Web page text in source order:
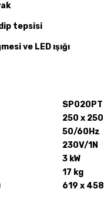
tepsisi
ve LED ışığı
SP020PT
250 x
50/60Hz
230V/1N
3 kW
17 kg
619 x